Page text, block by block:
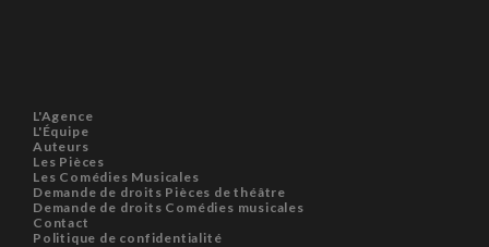
L'Agence
L'Équipe
Auteurs
Les Pièces
Les Comédies Musicales
Demande de droits Pièces de théâtre
Demande de droits Comédies musicales
Contact
Politique de confidentialité